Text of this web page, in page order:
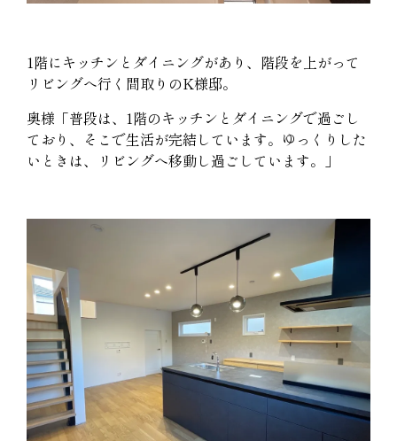
1階にキッチンとダイニングがあり、階段を上がって
リビングへ行く間取りのK様邸。
奥様「普段は、1階のキッチンとダイニングで過ごし
ており、そこで生活が完結しています。ゆっくりした
いときは、リビングへ移動し過ごしています。」